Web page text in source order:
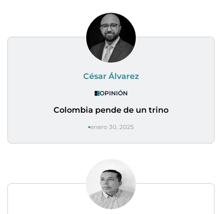
César Álvarez
OPINIÓN
Colombia pende de un trino
enero 30, 2025